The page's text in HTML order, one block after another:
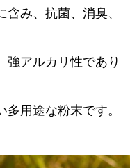
み、抗菌、消臭、
強アルカリ性であり
用途な粉末です。